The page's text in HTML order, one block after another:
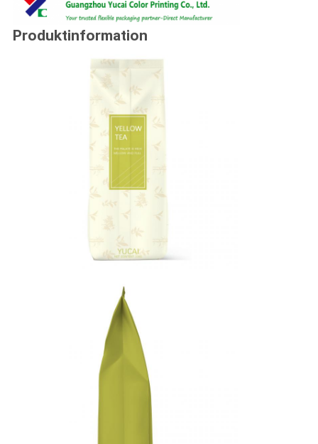
Produktinformation